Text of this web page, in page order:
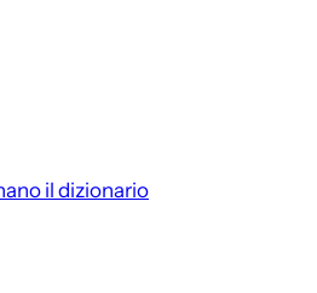
il dizionario